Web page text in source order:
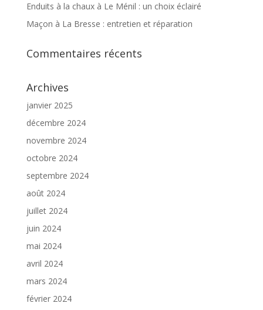
Enduits à la chaux à Le Ménil : un choix éclairé
Maçon à La Bresse : entretien et réparation
Commentaires récents
Archives
janvier 2025
décembre 2024
novembre 2024
octobre 2024
septembre 2024
août 2024
juillet 2024
juin 2024
mai 2024
avril 2024
mars 2024
février 2024